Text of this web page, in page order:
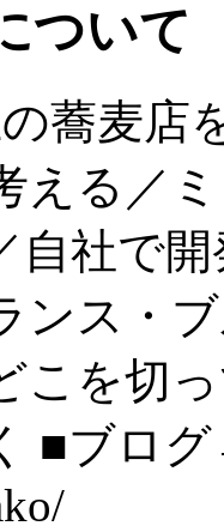
ついて
蕎麦店
える／
自社で
ンス・
こを切
■ブロ